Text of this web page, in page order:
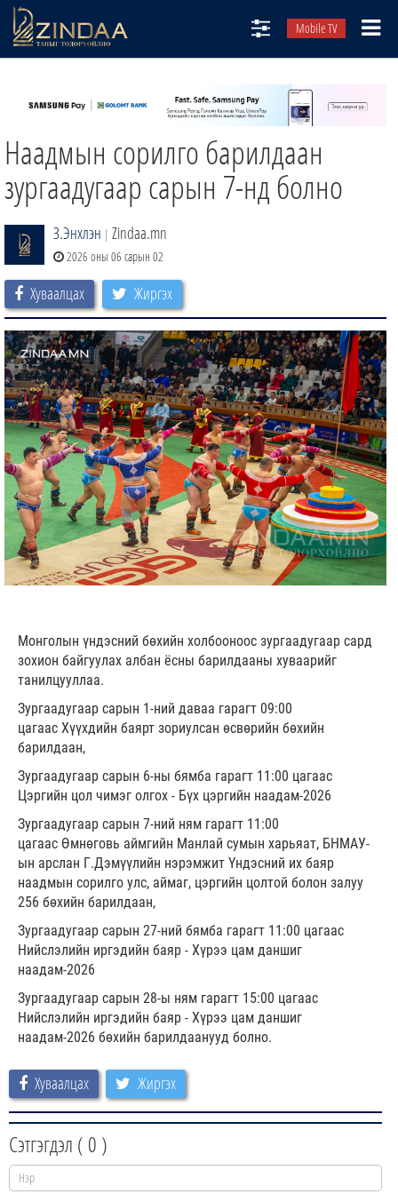
Mobile TV
ТВ8
ӨГЛӨӨНИЙ СОНИН
АУДИО ЗОХИОЛ
ЗИНДАА СЭТГҮҮЛ
Наадмын сорилго барилдаан
зургаадугаар сарын 7-нд болно
З.Энхлэн | Zindaa.mn
2026 оны 06 сарын 02
Хуваалцах Жиргэх
Монголын үндэсний бөхийн холбооноос зургаадугаар сард
зохион байгуулах албан ёсны барилдааны хуваарийг
танилцууллаа.
Зургаадугаар сарын 1-ний даваа гарагт 09:00
цагаас Хүүхдийн баярт зориулсан өсвөрийн бөхийн
барилдаан,
Зургаадугаар сарын 6-ны бямба гарагт 11:00 цагаас
Цэргийн цол чимэг олгох - Бүх цэргийн наадам-2026
Зургаадугаар сарын 7-ний ням гарагт 11:00
цагаас Өмнөговь аймгийн Манлай сумын харьяат, БНМАУ-
ын арслан Г.Дэмүүлийн нэрэмжит Үндэсний их баяр
наадмын сорилго улс, аймаг, цэргийн цолтой болон залуу
256 бөхийн барилдаан,
Зургаадугаар сарын 27-ний бямба гарагт 11:00 цагаас
Нийслэлийн иргэдийн баяр - Хүрээ цам даншиг
наадам-2026
Зургаадугаар сарын 28-ы ням гарагт 15:00 цагаас
Нийслэлийн иргэдийн баяр - Хүрээ цам даншиг
наадам-2026 бөхийн барилдаанууд болно.
Хуваалцах Жиргэх
Сэтгэгдэл ( 0 )